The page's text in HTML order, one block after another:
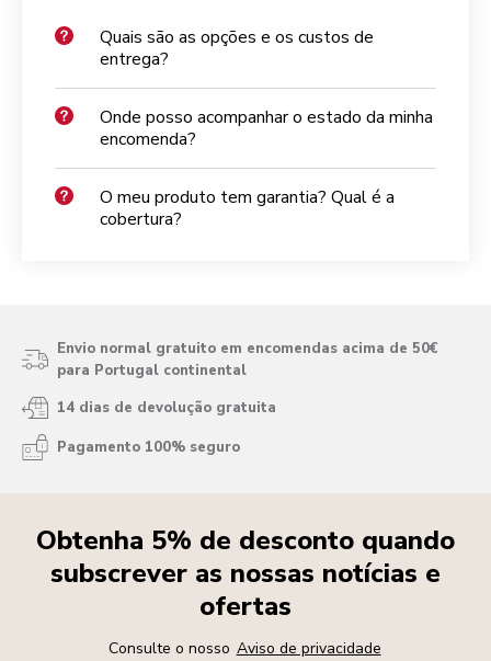
Quais são as opções e os custos de
entrega?
Onde posso acompanhar o estado da minha
encomenda?
O meu produto tem garantia? Qual é a
cobertura?
Envio normal gratuito em encomendas acima de 50€
para Portugal continental
14 dias de devolução gratuita
Pagamento 100% seguro
Obtenha 5% de desconto quando
subscrever as nossas notícias e
ofertas
Consulte o nosso Aviso de privacidade